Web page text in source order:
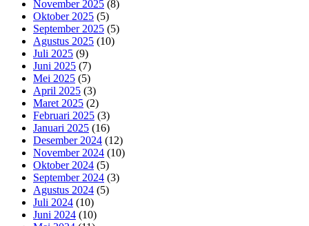
November 2025 (8)
Oktober 2025 (5)
September 2025 (5)
Agustus 2025 (10)
Juli 2025 (9)
Juni 2025 (7)
Mei 2025 (5)
April 2025 (3)
Maret 2025 (2)
Februari 2025 (3)
Januari 2025 (16)
Desember 2024 (12)
November 2024 (10)
Oktober 2024 (5)
September 2024 (3)
Agustus 2024 (5)
Juli 2024 (10)
Juni 2024 (10)